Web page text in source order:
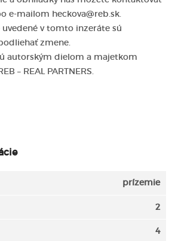
e-mailom heckova@reb.sk.
v tomto inzeráte sú
zmene.
autorským dielom a majetkom
– REAL PARTNERS.
prízemie
2
4